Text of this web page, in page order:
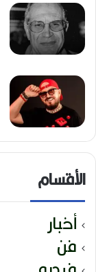
الأقسام
أخبار
فن